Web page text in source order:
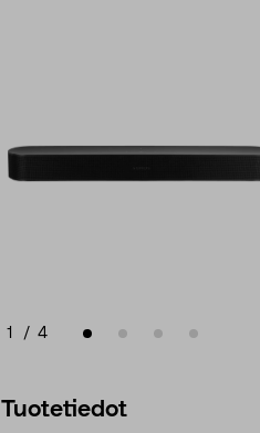
1 / 4
Tuotetiedot